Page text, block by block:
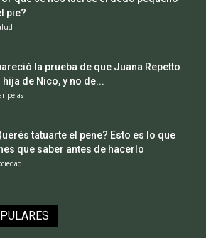
pie?
la prueba de que Juana Repetto
hija de Nico, y no de...
tatuarte el pene? Esto es lo que
que saber antes de hacerlo